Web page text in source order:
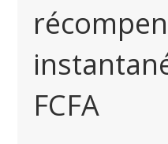
FCFA